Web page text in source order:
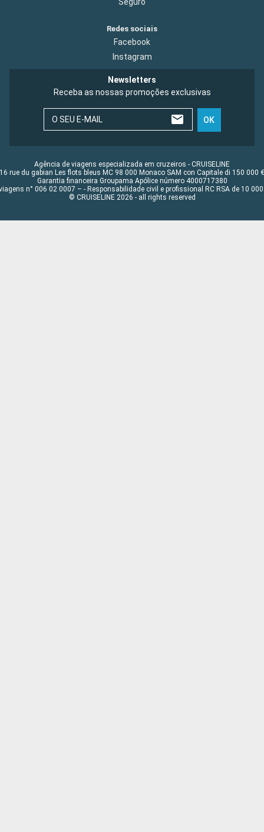
Seguro
Redes sociais
Facebook
Instagram
Newsletters
Receba as nossas promoções exclusivas
O SEU E-MAIL OK
Agência de viagens especializada em cruzeiros - CRUISELINE
16 rue du gabian Les flots bleus MC 98 000 Monaco SAM con Capitale di 150 000 €
Garantia financeira Groupama Apólice número 4000717380
n° 006 02 0007 – - Responsabilidade civil e profissional RC RSA de 10 000
© CRUISELINE 2026 - all rights reserved